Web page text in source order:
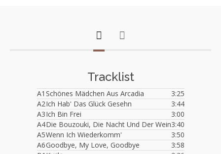
Tracklist
A1 Schönes Mädchen Aus Arcadia
3:25
A2Ich Hab' Das Glück Gesehn
3:44
A3Ich Bin Frei
3:00
A4Die Bouzouki, Die Nacht Und Der Wein3:40
A5Wenn Ich Wiederkomm'
3:50
A6Goodbye, My Love, Goodbye
3:58